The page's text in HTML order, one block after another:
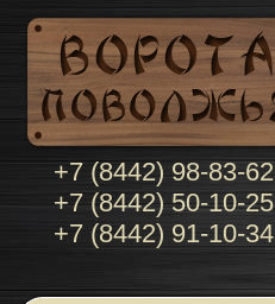
+7 (8442) 98-83-62
+7 (8442) 50-10-25
+7 (8442) 91-10-34